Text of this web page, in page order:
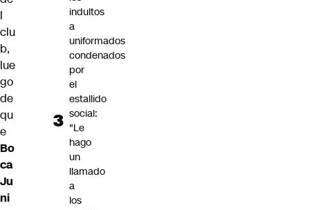
l
clu
b,
lue
go
de
qu
e
Bo
ca
Ju
ni
indultos
a
uniformados
condenados
por
el
estallido
social:
"Le
hago
un
llamado
a
los